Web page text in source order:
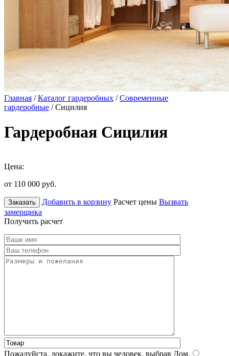
Главная /Каталог гардеробных /Современные
гардеробные / Сицилия
Гардеробная Сицилия
Цена:
от 110 000 руб.
Заказать Добавить в корзину Расчет цены Вызвать
замерщика
Получить расчет
Пожалуйста, докажите, что вы человек, выбрав Дом.